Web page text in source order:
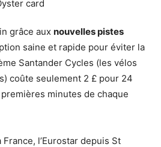
grâce aux nouvelles pistes
saine et rapide pour éviter la
Santander Cycles (les vélos
coûte seulement 2 £ pour 24
minutes de chaque
l’Eurostar depuis St